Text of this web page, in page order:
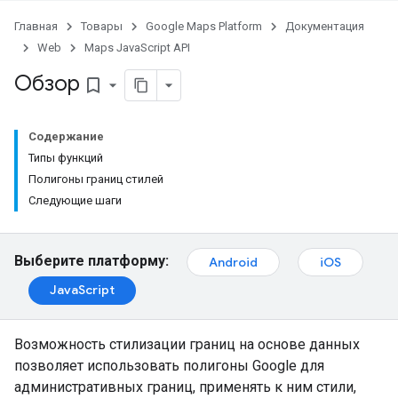
Главная Товары Google Maps Platform
Документация
Web
Maps JavaScript API
Обзор bookmark_border
Содержание
Типы функций
Полигоны границ стилей
Следующие шаги
Выберите платформу: Android
iOS
JavaScript
Возможность стилизации границ на основе данных
позволяет использовать полигоны Google для
административных границ, применять к ним стили,